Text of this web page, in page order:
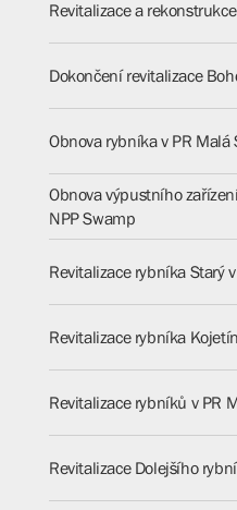
Revitalizace a
Dokončení revitalizace
Obnova rybníka v PR Malá
Obnova výpustního
NPP Swamp
Revitalizace rybníka Starý
Revitalizace rybníka Kojetín
Revitalizace rybníků v PR
Revitalizace Dolejšího